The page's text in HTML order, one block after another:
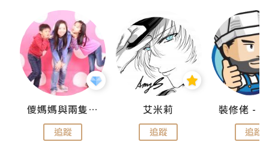
儍媽媽與兩隻小魔怪之家
追蹤
艾米莉
追蹤 追蹤